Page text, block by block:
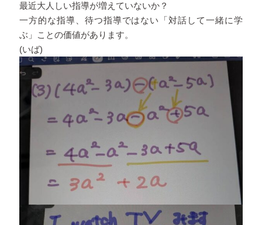
最近大人しい指導が増えていないか？
一方的な指導、待つ指導ではない「対話して一緒に学
ぶ」ことの価値があります。
(いば)